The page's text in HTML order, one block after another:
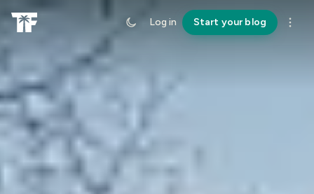
Log in Start your blog